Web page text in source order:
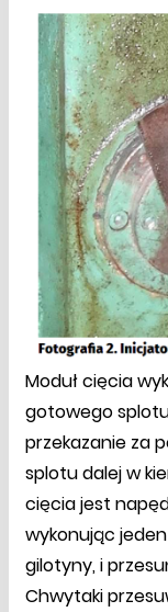
Moduł cięcia
gotowego
przekazanie za
splotu dalej w
cięcia jest
wykonując
gilotyny, i
Chwytaki